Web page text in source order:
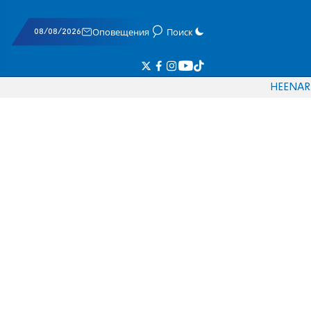
08/08/2026 Оповещения Поиск
HEENAR